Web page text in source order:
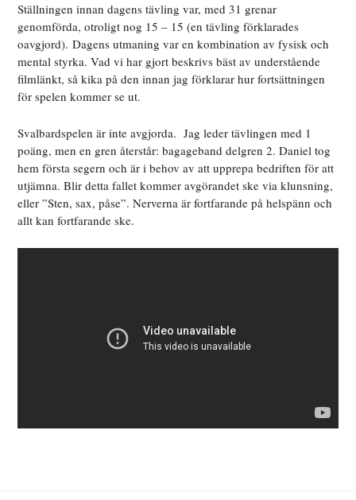
Ställningen innan dagens tävling var, med 31 grenar
genomförda, otroligt nog 15 – 15 (en tävling förklarades
oavgjord). Dagens utmaning var en kombination av fysisk och
mental styrka. Vad vi har gjort beskrivs bäst av understående
filmlänkt, så kika på den innan jag förklarar hur fortsättningen
för spelen kommer se ut.
Svalbardspelen är inte avgjorda. Jag leder tävlingen med 1
poäng, men en gren återstår: bagageband delgren 2. Daniel tog
hem första segern och är i behov av att upprepa bedriften för att
utjämna. Blir detta fallet kommer avgörandet ske via klunsning,
eller ”Sten, sax, påse”. Nerverna är fortfarande på helspänn och
allt kan fortfarande ske.